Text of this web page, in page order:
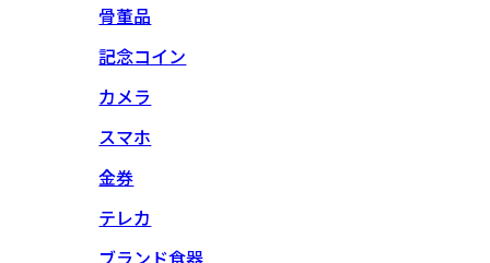
骨董品
記念コイン
カメラ
スマホ
金券
テレカ
ブランド食器